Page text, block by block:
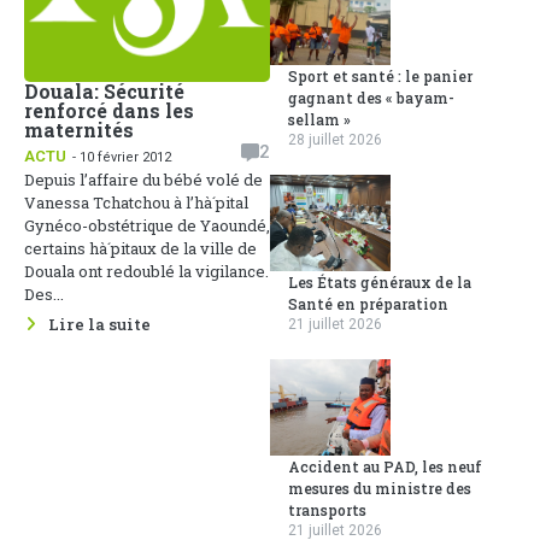
Douala: Sécurité
renforcé dans les
maternités
ACTU - 10 février 2012
2
Depuis l’affaire du bébé volé de
Vanessa Tchatchou à l’hà´pital
Gynéco-obstétrique de Yaoundé,
certains hà´pitaux de la ville de
Douala ont redoublé la vigilance.
Des...
Lire la suite
Sport et santé : le panier
gagnant des « bayam-
sellam »
28 juillet 2026
Les États généraux de la
Santé en préparation
21 juillet 2026
Accident au PAD, les neuf
mesures du ministre des
transports
21 juillet 2026